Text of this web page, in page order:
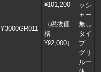
TECH
Y3000GR011
¥101,200
（税抜価
格
¥92,000）
ッシ
ャー
無し
タイ
プ
グリ
ル一